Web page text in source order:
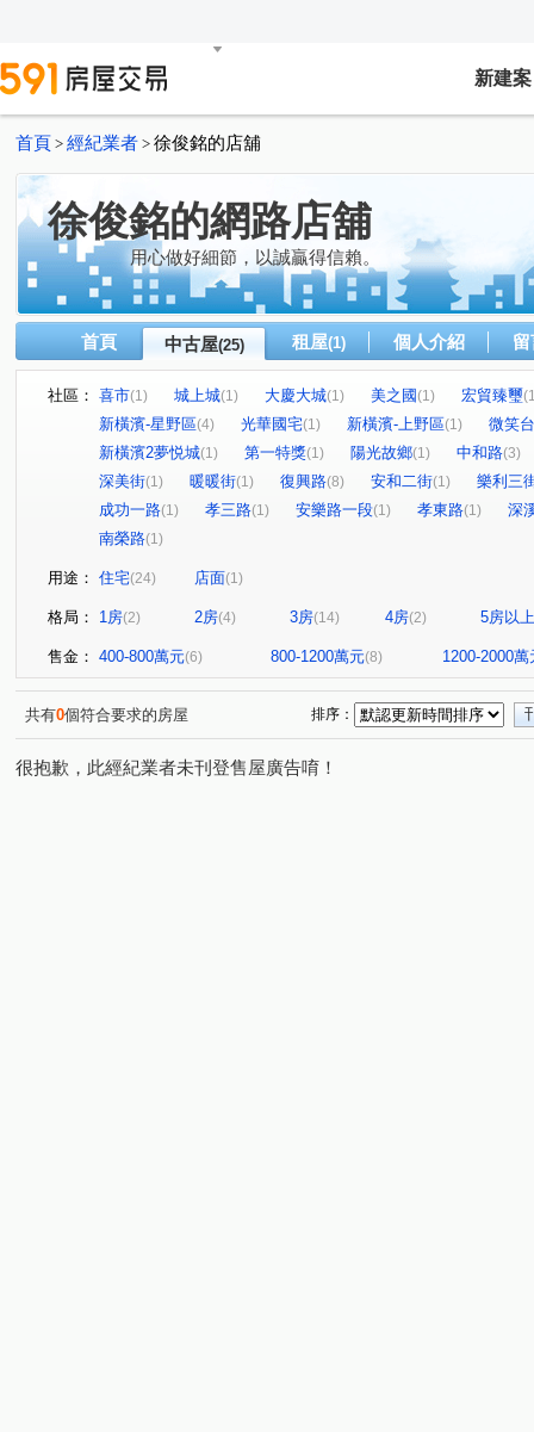
新建案
首頁 > 經紀業者 > 徐俊銘的店舖
徐俊銘的網路店舖
用心做好細節，以誠贏得信賴。
首頁 中古屋(25) 租屋(1) 個人介紹
社區： 喜市(1) 城上城(1) 大慶大城(1) 美之國(1) 宏貿臻璽
新橫濱-星野區(4) 光華國宅(1) 新橫濱-上野區(1)
微笑
新橫濱2夢悦城(1) 第一特獎(1) 陽光故鄉(1) 中和路(3)
深美街(1) 暖暖街(1) 復興路(8) 安和二街(1)
樂利三
成功一路(1) 孝三路(1) 安樂路一段(1) 孝東路(1)
深
南榮路(1)
用途： 住宅(24) 店面(1)
格局： 1房(2) 2房(4) 3房(14) 4房(2) 5房以上
售金： 400-800萬元(6) 800-1200萬元(8) 1200-2000萬
共有0個符合要求的房屋 排序：
很抱歉，此經紀業者未刊登售屋廣告唷！